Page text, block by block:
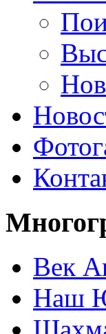
Век
Наш